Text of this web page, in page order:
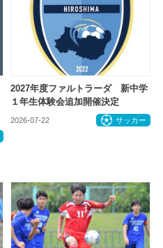
2027年度ファルトラーダ 新中学
１年生体験会追加開催決定
2026-07-22 サッカー